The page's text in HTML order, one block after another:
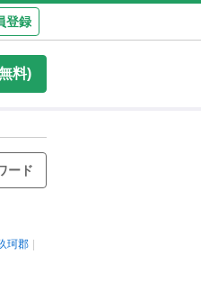
登録
料)
ード
珂郡